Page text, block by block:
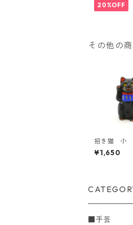
20%OFF
その他の
招き猫 小 (
116)
¥1,650
■手芸